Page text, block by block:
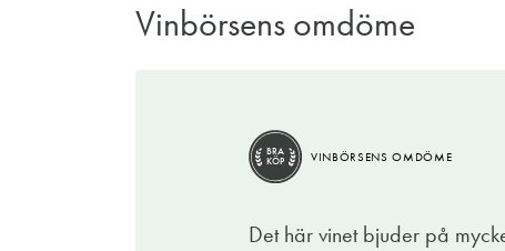
Vinbörsens omdöme
BRA
KÖP
VINBÖRSENS OMDÖME
Det här vinet bjuder på